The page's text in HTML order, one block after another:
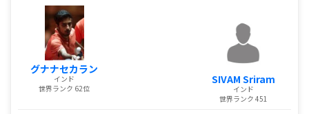
グナナセカラン
インド
世界ランク 62位
SIVAM Sriram
インド
世界ランク 451